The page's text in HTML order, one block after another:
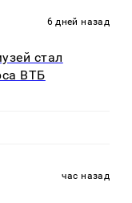
6 дней назад
стал
ВТБ
час назад